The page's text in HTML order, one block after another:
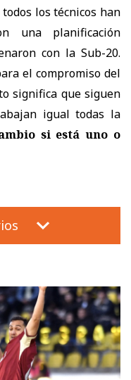
los técnicos han
una planificación
con la Sub-20.
el compromiso del
significa que siguen
igual todas la
si está uno o